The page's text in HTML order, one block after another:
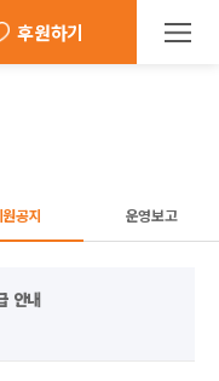
후원하기
공지 운영보고
안내